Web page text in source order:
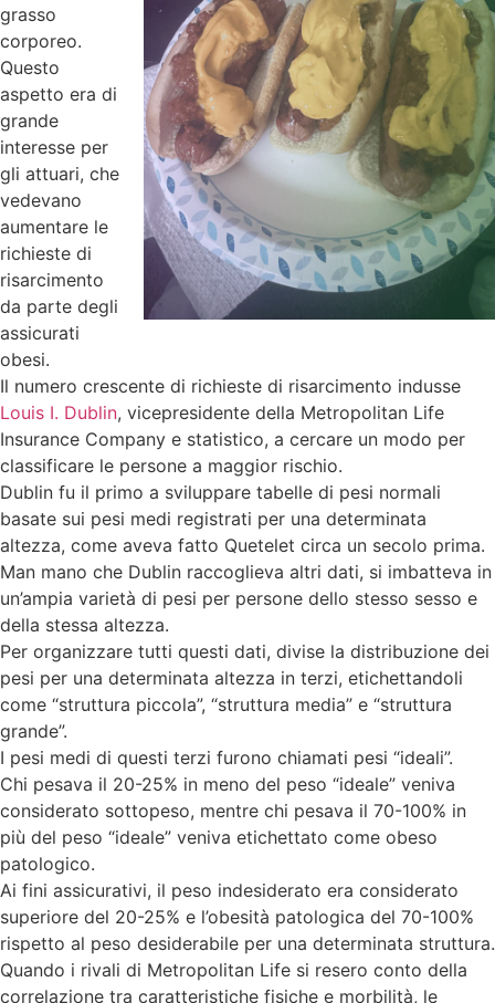
grasso
corporeo.
Questo
aspetto era di
grande
interesse per
gli attuari, che
vedevano
aumentare le
richieste di
risarcimento
da parte degli
assicurati
obesi.
Il numero crescente di richieste di risarcimento indusse
Louis I. Dublin, vicepresidente della Metropolitan Life
Insurance Company e statistico, a cercare un modo per
classificare le persone a maggior rischio.
Dublin fu il primo a sviluppare tabelle di pesi normali
basate sui pesi medi registrati per una determinata
altezza, come aveva fatto Quetelet circa un secolo prima.
Man mano che Dublin raccoglieva altri dati, si imbatteva in
un’ampia varietà di pesi per persone dello stesso sesso e
della stessa altezza.
Per organizzare tutti questi dati, divise la distribuzione dei
pesi per una determinata altezza in terzi, etichettandoli
come “struttura piccola”, “struttura media” e “struttura
grande”.
I pesi medi di questi terzi furono chiamati pesi “ideali”.
Chi pesava il 20-25% in meno del peso “ideale” veniva
considerato sottopeso, mentre chi pesava il 70-100% in
più del peso “ideale” veniva etichettato come obeso
patologico.
Ai fini assicurativi, il peso indesiderato era considerato
superiore del 20-25% e l’obesità patologica del 70-100%
rispetto al peso desiderabile per una determinata struttura.
Quando i rivali di Metropolitan Life si resero conto della
correlazione tra caratteristiche fisiche e morbilità, le